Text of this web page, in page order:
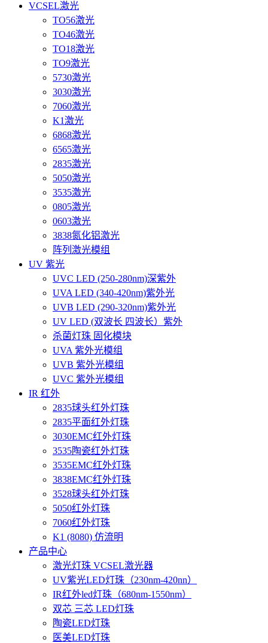
VCSEL激光
TO56激光
TO46激光
TO18激光
TO9激光
5730激光
3030激光
7060激光
K1激光
6868激光
6565激光
2835激光
5050激光
3535激光
0805激光
0603激光
3838氮化铝激光
阵列激光模组
UV 紫光
UVC LED (250-280nm)深紫外
UVA LED (340-420nm)紫外光
UVB LED (290-320nm)紫外光
UV LED (双波长 四波长）紫外
杀菌灯珠 固化模块
UVA 紫外光模组
UVB 紫外光模组
UVC 紫外光模组
IR 红外
2835球头红外灯珠
2835平面红外灯珠
3030EMC红外灯珠
3535陶瓷红外灯珠
3535EMC红外灯珠
3838EMC红外灯珠
3528球头红外灯珠
5050红外灯珠
7060红外灯珠
K1 (8080) 仿流明
产品中心
激光灯珠 VCSEL激光器
UV紫光LED灯珠（230nm-420nn）
IR红外led灯珠（680nm-1550nm）
双芯 三芯 LED灯珠
陶瓷LED灯珠
医美LED灯珠